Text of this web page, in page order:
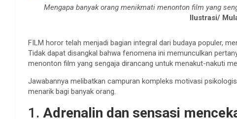
Mengapa banyak orang menikmati menonton film yang
Ilustrasi/
FILM horor telah menjadi bagian integral dari budaya populer,
Tidak dapat disangkal bahwa fenomena ini memunculkan
menonton film yang sengaja dirancang untuk menakut-nakuti
Jawabannya melibatkan campuran kompleks motivasi
menarik bagi banyak orang.
1. Adrenalin dan sensasi